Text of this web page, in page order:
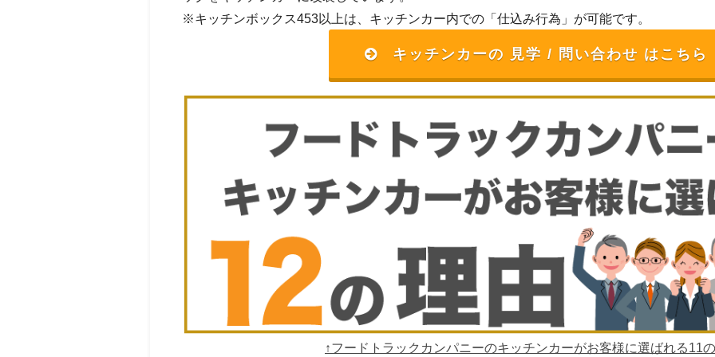
※キッチンボックス453以上は、キッチンカー内での「仕込み行為」が可能です。
キッチンカーの 見学 / 問い合わせ はこちら
↑フードトラックカンパニーのキッチンカーがお客様に選ばれる11